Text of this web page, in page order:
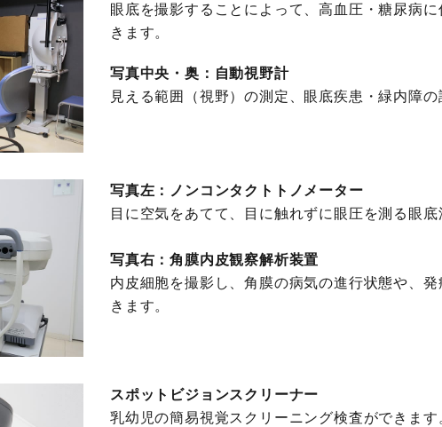
眼底を撮影することによって、高血圧・糖尿病
きます。
写真中央・奥：自動視野計
見える範囲（視野）の測定、眼底疾患・緑内障の
写真左：ノンコンタクトトノメーター
目に空気をあてて、目に触れずに眼圧を測る眼底
写真右：角膜内皮観察解析装置
内皮細胞を撮影し、角膜の病気の進行状態や、
きます。
スポットビジョンスクリーナー
乳幼児の簡易視覚スクリーニング検査ができます